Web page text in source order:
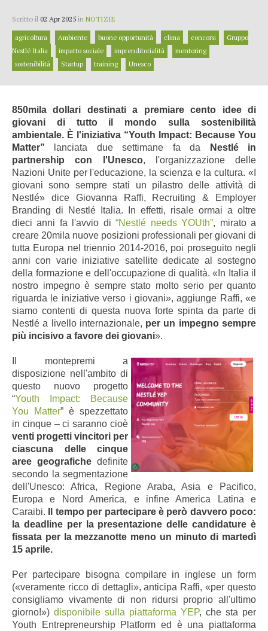
Scritto il 02 Apr 2025 in NOTIZIE
agricoltura Ambiente buone opportunità clima concorsi
Gruppo
Nestlé Italia
impatto sociale imprenditorialità
mentoring
sostenibilità
Startup training Unesco
850mila dollari destinati a premiare cento idee di
giovani di tutto il mondo sulla sostenibilità
ambientale. È l'iniziativa “Youth Impact: Because You
Matter” lanciata due settimane fa da
Nestlé in
partnership con l'Unesco, l'organizzazione delle
Nazioni Unite per l'educazione, la scienza e la cultura. «I
giovani sono sempre stati un pilastro delle attività di
Nestlé» dice Giovanna Raffi, Recruiting & Employer
Branding di Nestlé Italia. In effetti, risale ormai a oltre
dieci anni fa l'avvio di“Nestlé needs YOUth”, mirato a
creare 20mila nuove posizioni professionali per giovani di
tutta Europa nel triennio 2014-2016, poi proseguito negli
anni con varie iniziative satellite dedicate al sostegno
della formazione e dell'occupazione di qualità. «In Italia il
nostro impegno è sempre stato molto serio per quanto
riguarda le iniziative verso i giovani», aggiunge Raffi, «e
siamo contenti di questa nuova forte spinta da parte di
Nestlé a livello internazionale, per un impegno sempre
più incisivo a favore dei giovani».
Il montepremi a
disposizione nell'ambito di
questo nuovo progetto
“Youth Impact: Because
You Matter” è spezzettato
in cinque – ci saranno cioè
venti progetti vincitori per
ciascuna delle cinque
aree geografiche definite
secondo la segmentazione
dell'Unesco: Africa, Regione Araba, Asia e Pacifico,
Europa e Nord America, e infine America Latina e
Caraibi.
Il tempo per partecipare è però davvero poco:
la deadline per la presentazione delle candidature è
fissata per la mezzanotte meno un minuto di martedì
15 aprile.
Per partecipare bisogna compilare in inglese un form
(«veramente ricco di dettagli», anticipa Raffi, «per questo
consigliamo vivamente di non ridursi proprio all'ultimo
giorno!») disponibile sulla piattaforma YEP, che sta per
Youth Entrepreneurship Platform ed è una piattaforma